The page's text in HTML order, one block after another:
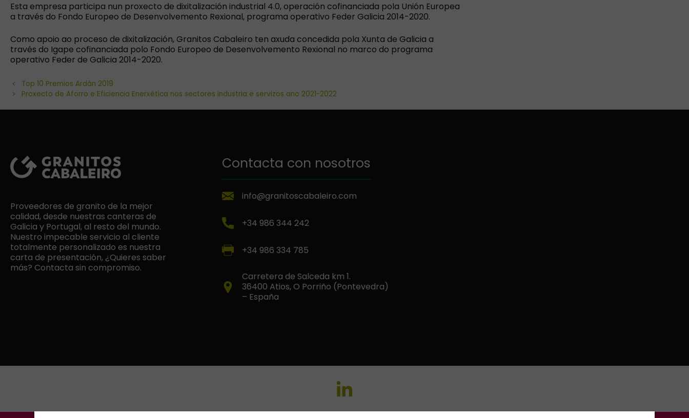
Esta empresa participa nun proxecto de dixitalización industrial 4.0, operación cofinanciada pola Unión Europea
a través do Fondo Europeo de Desenvolvemento Rexional, programa operativo Feder Galicia 2014-2020.
Como apoio ao proceso de dixitalización, Granitos Cabaleiro ten axuda concedida pola Xunta de Galicia a
través do Igape cofinanciada polo Fondo Europeo de Desenvolvemento Rexional no marco do programa
operativo Feder de Galicia 2014-2020.
Top 10 Premios Ardán 2019
Proxecto de Aforro e Eficiencia Enerxética nos sectores industria e servizos ano 2021-2022
Proveedores de granito de la mejor
calidad, desde nuestras canteras de
Galicia y Portugal, al resto del mundo.
Nuestro impecable servicio al cliente
totalmente personalizado es nuestra
carta de presentación, ¿Quieres saber
más? Contacta sin compromiso.
Contacta con nosotros
info@granitoscabaleiro.com
+34 986 344 242
+34 986 334 785
Carretera de Salceda km 1.
36400 Atios, O Porriño (Pontevedra)
– España